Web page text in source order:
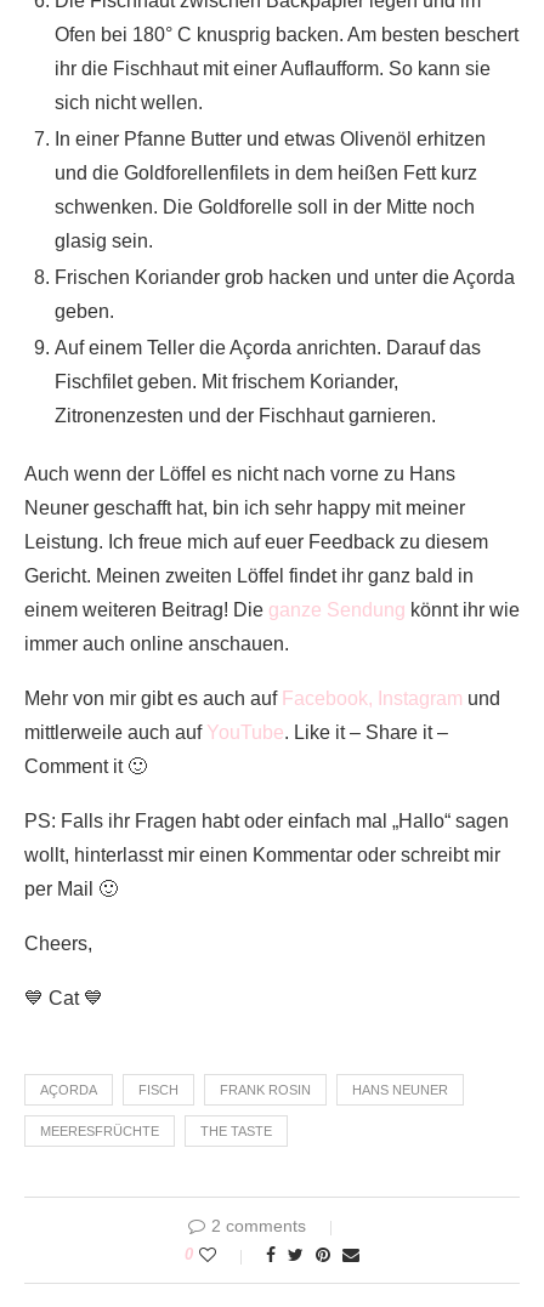
Ofen bei 180° C knusprig backen. Am besten beschert
ihr die Fischhaut mit einer Auflaufform. So kann sie
sich nicht wellen.
In einer Pfanne Butter und etwas Olivenöl erhitzen
und die Goldforellenfilets in dem heißen Fett kurz
schwenken. Die Goldforelle soll in der Mitte noch
glasig sein.
Frischen Koriander grob hacken und unter die Açorda
geben.
Auf einem Teller die Açorda anrichten. Darauf das
Fischfilet geben. Mit frischem Koriander,
Zitronenzesten und der Fischhaut garnieren.
Auch wenn der Löffel es nicht nach vorne zu Hans
Neuner geschafft hat, bin ich sehr happy mit meiner
Leistung. Ich freue mich auf euer Feedback zu diesem
Gericht. Meinen zweiten Löffel findet ihr ganz bald in
einem weiteren Beitrag! Die ganze Sendung könnt ihr wie
immer auch online anschauen.
Mehr von mir gibt es auch auf Facebook, Instagram und
mittlerweile auch auf YouTube. Like it – Share it –
Comment it 🙂
PS: Falls ihr Fragen habt oder einfach mal „Hallo“ sagen
wollt, hinterlasst mir einen Kommentar oder schreibt mir
per Mail 🙂
Cheers,
💙 Cat 💙
AÇORDA FISCH FRANK ROSIN HANS NEUNER
MEERESFRÜCHTE THE TASTE
2 comments
0